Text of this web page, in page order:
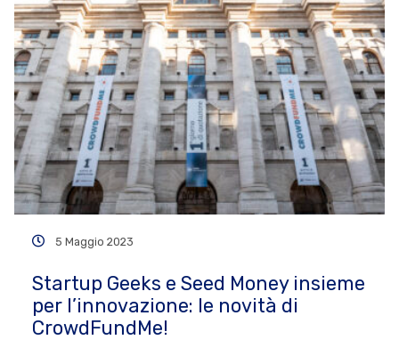
5 Maggio 2023
Startup Geeks e Seed Money insieme
per l’innovazione: le novità di
CrowdFundMe!